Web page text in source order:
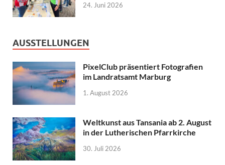
24. Juni 2026
AUSSTELLUNGEN
PixelClub präsentiert Fotografien
im Landratsamt Marburg
1. August 2026
Weltkunst aus Tansania ab 2. August
in der Lutherischen Pfarrkirche
30. Juli 2026